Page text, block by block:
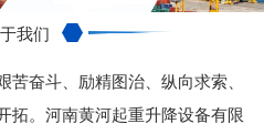
我们
奋斗、励精图治、纵向求索、
拓。河南黄河起重升降设备有限